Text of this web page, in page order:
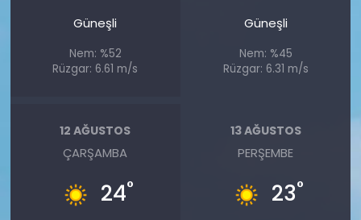
Güneşli
Nem: %52
Rüzgar: 6.61 m/s
Güneşli
Nem: %45
Rüzgar: 6.31 m/s
12 AĞUSTOS
ÇARŞAMBA
24°
13 AĞUSTOS
PERŞEMBE
23°